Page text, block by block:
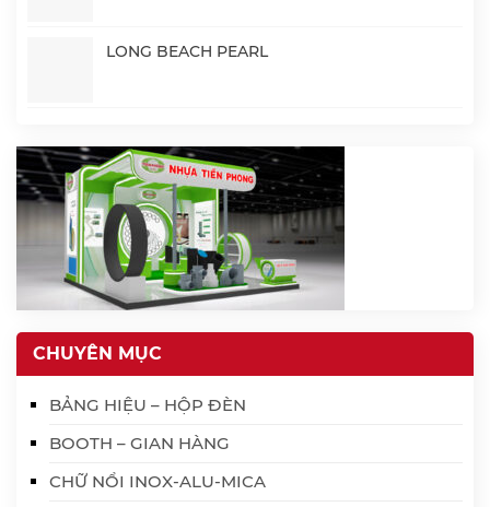
LONG BEACH PEARL
CHUYÊN MỤC
BẢNG HIỆU – HỘP ĐÈN
BOOTH – GIAN HÀNG
CHỮ NỔI INOX-ALU-MICA